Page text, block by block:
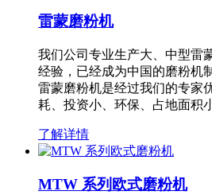
雷蒙磨粉机
我们公司专业生产大、中型雷
经验，已经成为中国的磨粉机
雷蒙磨粉机是经过我们的专家
耗、投资小、环保、占地面积
了解详情
MTW 系列欧式磨粉机